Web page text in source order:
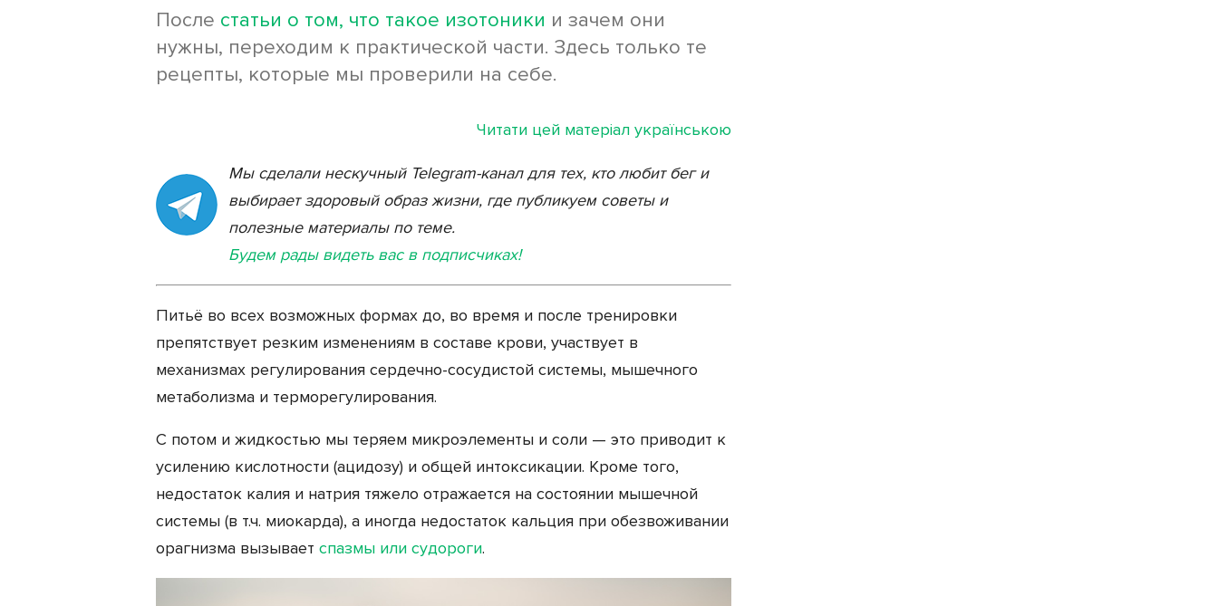
После статьи о том, что такое изотоники и зачем они
нужны, переходим к практической части. Здесь только те
рецепты, которые мы проверили на себе.
Читати цей матеріал українською
Мы сделали нескучный Telegram-канал для тех, кто любит бег и
выбирает здоровый образ жизни, где публикуем советы и
полезные материалы по теме.
Будем рады видеть вас в подписчиках!
Питьё во всех возможных формах до, во время и после тренировки
препятствует резким изменениям в составе крови, участвует в
механизмах регулирования сердечно-сосудистой системы, мышечного
метаболизма и терморегулирования.
С потом и жидкостью мы теряем микроэлементы и соли — это приводит к
усилению кислотности (ацидозу) и общей интоксикации. Кроме того,
недостаток калия и натрия тяжело отражается на состоянии мышечной
системы (в т.ч. миокарда), а иногда недостаток кальция при обезвоживании
орагнизма вызывает спазмы или судороги.